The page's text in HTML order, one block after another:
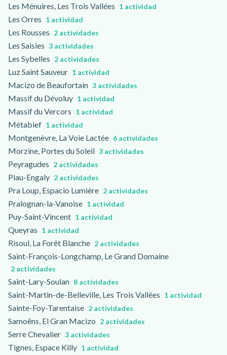
Les Ménuires, Les Trois Vallées 1 actividad
Les Orres 1 actividad
Les Rousses 2 actividades
Les Saisies 3 actividades
Les Sybelles 2 actividades
Luz Saint Sauveur 1 actividad
Macizo de Beaufortain 3 actividades
Massif du Dévoluy 1 actividad
Massif du Vercors 1 actividad
Métabief 1 actividad
Montgenèvre, La Voie Lactée 6 actividades
Morzine, Portes du Soleil 3 actividades
Peyragudes 2 actividades
Piau-Engaly 2 actividades
Pra Loup, Espacio Lumière 2 actividades
Pralognan-la-Vanoise 1 actividad
Puy-Saint-Vincent 1 actividad
Queyras 1 actividad
Risoul, La Forêt Blanche 2 actividades
Saint-François-Longchamp, Le Grand Domaine
2 actividades
Saint-Lary-Soulan 8 actividades
Saint-Martin-de-Belleville, Les Trois Vallées 1 actividad
Sainte-Foy-Tarentaise 2 actividades
Samoëns, El Gran Macizo 2 actividades
Serre Chevalier 3 actividades
Tignes, Espace Killy 1 actividad